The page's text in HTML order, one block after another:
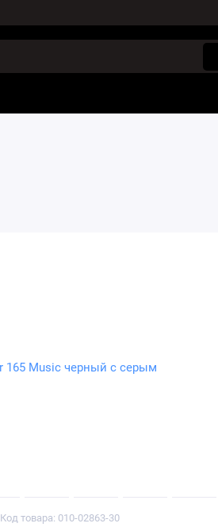
Код товара: 010-02863-30